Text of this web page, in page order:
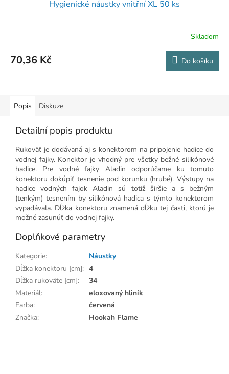
Hygienické náustky vnitřní XL 50 ks
Skladom
70,36 Kč Do košíku
Popis Diskuze
Detailní popis produktu
Rukoväť je dodávaná aj s konektorom na pripojenie hadice do
vodnej fajky. Konektor je vhodný pre všetky bežné silikónové
hadice. Pre vodné fajky Aladin odporúčame ku tomuto
konektoru dokúpiť tesnenie pod korunku (hrubé). Výstupy na
hadice vodných fajok Aladin sú totiž širšie a s bežným
(tenkým) tesnením by silikónová hadica s týmto konektorom
vypadávala. Dĺžka konektoru znamená dĺžku tej časti, ktorú je
možné zasunúť do vodnej fajky.
Doplňkové parametry
Kategorie:
Náustky
Dĺžka konektoru [cm]: 4
Dĺžka rukoväte [cm]:
34
Materiál:
eloxovaný hliník
Farba:
červená
Značka: Hookah Flame
Z